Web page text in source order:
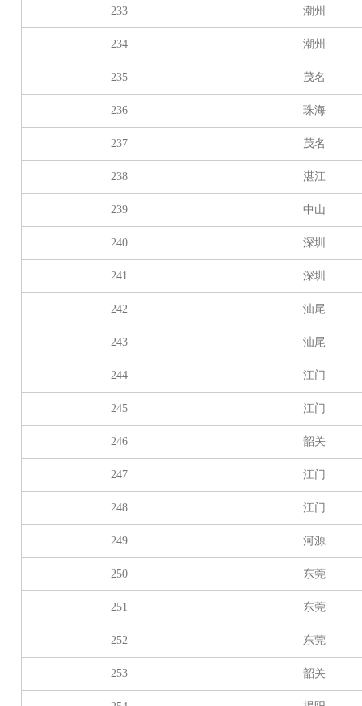
233 潮州
234 潮州
235 茂名
236 珠海
237 茂名
238 湛江
239 中山
240 深圳
241 深圳
242 汕尾
243 汕尾
244 江门
245 江门
246 韶关
247 江门
248 江门
249 河源
250 东莞
251 东莞
252 东莞
253 韶关